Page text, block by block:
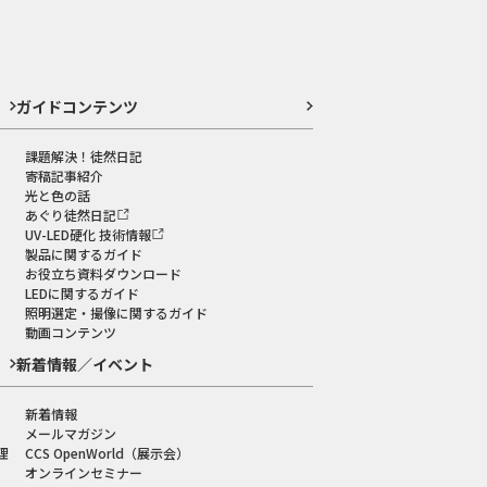
ガイドコンテンツ
課題解決！徒然日記
寄稿記事紹介
光と色の話
あぐり徒然日記
UV-LED硬化 技術情報
製品に関するガイド
お役立ち資料ダウンロード
LEDに関するガイド
照明選定・撮像に関するガイド
動画コンテンツ
新着情報／イベント
新着情報
メールマガジン
CCS OpenWorld（展示会）
オンラインセミナー